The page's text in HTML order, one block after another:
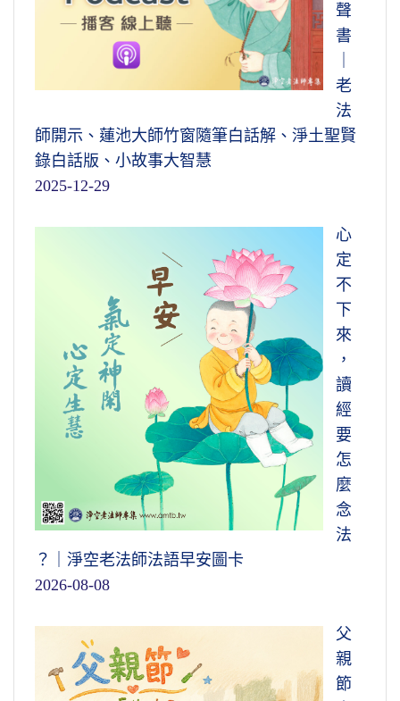
聲
書
老
法
師開示、蓮池大師竹窗隨筆白話解、淨土聖賢
錄白話版、小故事大智慧
2025-12-29
心
定
不
下
來
，
讀
經
要
怎
麼
念
法
？｜淨空老法師法語早安圖卡
2026-08-08
父
親
節